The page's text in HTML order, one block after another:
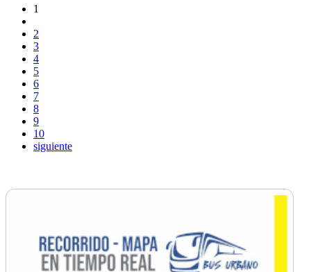
1
2
3
4
5
6
7
8
9
10
siguiente